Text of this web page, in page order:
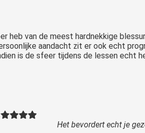
heb van de meest hardnekkige
aandacht zit er ook echt
is de sfeer tijdens de lessen echt
Het bevordert echt je